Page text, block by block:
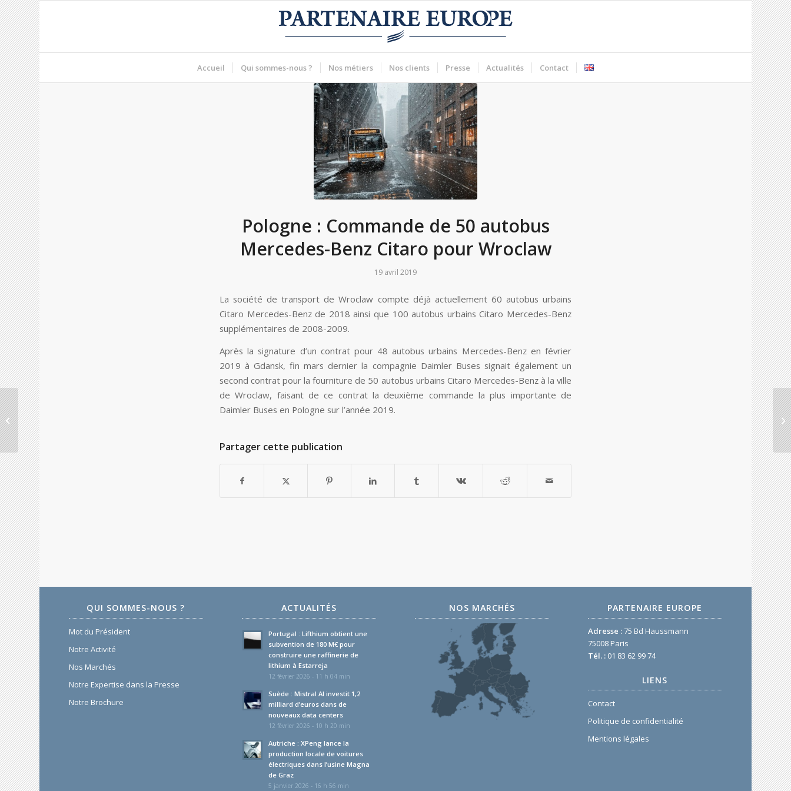
Accueil Qui sommes-nous ? Nos métiers Nos clients Presse Actualités Contact
Pologne : Commande de 50 autobus
Mercedes-Benz Citaro pour Wroclaw
19 avril 2019
La société de transport de Wroclaw compte déjà actuellement 60 autobus urbains
Citaro Mercedes-Benz de 2018 ainsi que 100 autobus urbains Citaro Mercedes-Benz
supplémentaires de 2008-2009.
Après la signature d’un contrat pour 48 autobus urbains Mercedes-Benz en février
2019 à Gdansk, fin mars dernier la compagnie Daimler Buses signait également un
second contrat pour la fourniture de 50 autobus urbains Citaro Mercedes-Benz à la ville
de Wroclaw, faisant de ce contrat la deuxième commande la plus importante de
Daimler Buses en Pologne sur l’année 2019.
Partager cette publication
QUI SOMMES-NOUS ?
Mot du Président
Notre Activité
Nos Marchés
Notre Expertise dans la Presse
Notre Brochure
ACTUALITÉS
Portugal : Lifthium obtient une
subvention de 180 M€ pour
construire une raffinerie de
lithium à Estarreja
12 février 2026 - 11 h 04 min
Suède : Mistral AI investit 1,2
milliard d’euros dans de
nouveaux data centers
12 février 2026 - 10 h 20 min
Autriche : XPeng lance la
production locale de voitures
électriques dans l’usine Magna
de Graz
5 janvier 2026 - 16 h 56 min
NOS MARCHÉS PARTENAIRE EUROPE
Adresse :75 Bd Haussmann
75008 Paris
Tél. : 01 83 62 99 74
LIENS
Contact
Politique de confidentialité
Mentions légales
Consolis renforce sa
position en Europe du
Nord et en Lettonie